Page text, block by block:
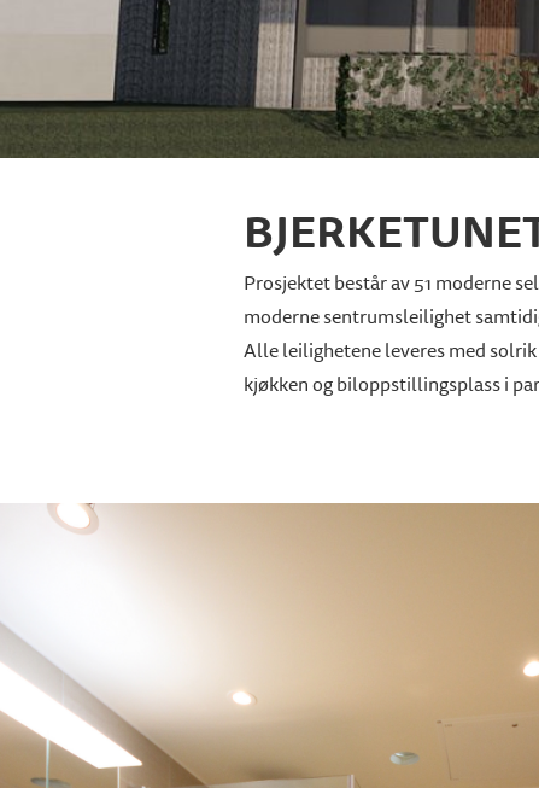
Prosjektet består av 51 moderne
moderne sentrumsleilighet
Alle leilighetene leveres med
kjøkken og biloppstillingsplass i